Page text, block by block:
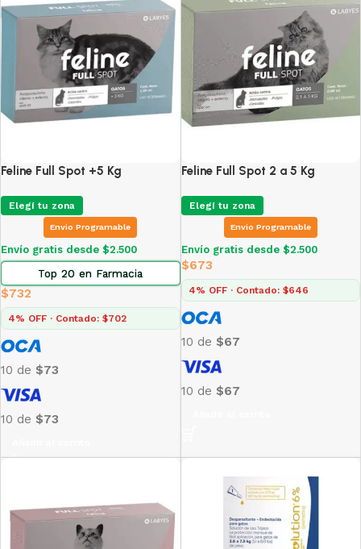
Feline Full Spot +5 Kg
Elegí tu zona
Envio Programable
Envío gratis desde $2.500
Top 20 en Farmacia
$732
4% OFF · Contado: $702
10 de $73
10 de $73
Feline Full Spot 2 a 5 Kg
Elegí tu zona
Envio Programable
Envío gratis desde $2.500
$673
4% OFF · Contado: $646
10 de $67
10 de $67